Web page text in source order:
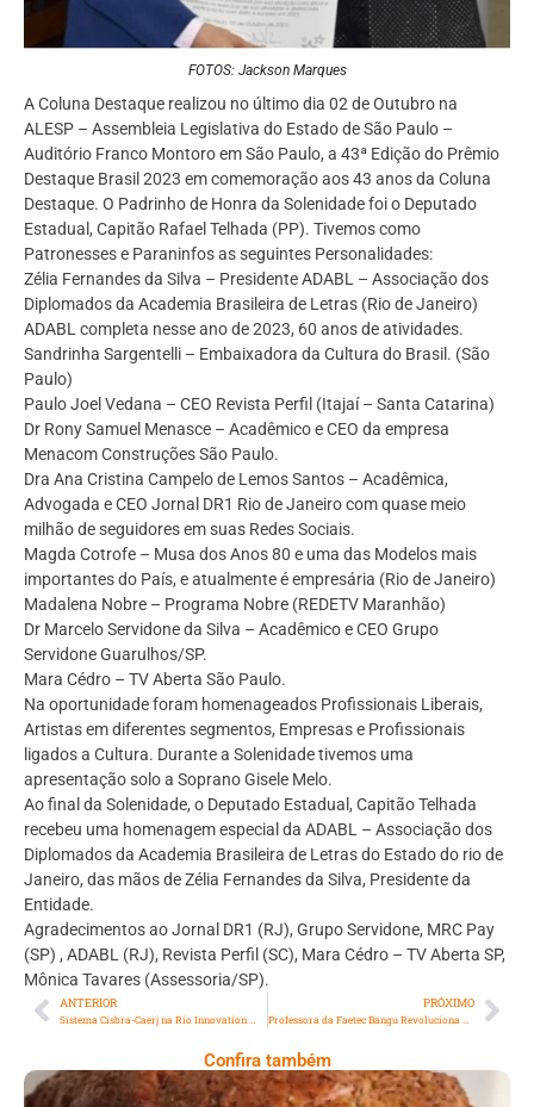
FOTOS: Jackson Marques
A Coluna Destaque realizou no último dia 02 de Outubro na
ALESP – Assembleia Legislativa do Estado de São Paulo –
Auditório Franco Montoro em São Paulo, a 43ª Edição do Prêmio
Destaque Brasil 2023 em comemoração aos 43 anos da Coluna
Destaque. O Padrinho de Honra da Solenidade foi o Deputado
Estadual, Capitão Rafael Telhada (PP). Tivemos como
Patronesses e Paraninfos as seguintes Personalidades:
Zélia Fernandes da Silva – Presidente ADABL – Associação dos
Diplomados da Academia Brasileira de Letras (Rio de Janeiro)
ADABL completa nesse ano de 2023, 60 anos de atividades.
Sandrinha Sargentelli – Embaixadora da Cultura do Brasil. (São
Paulo)
Paulo Joel Vedana – CEO Revista Perfil (Itajaí – Santa Catarina)
Dr Rony Samuel Menasce – Acadêmico e CEO da empresa
Menacom Construções São Paulo.
Dra Ana Cristina Campelo de Lemos Santos – Acadêmica,
Advogada e CEO Jornal DR1 Rio de Janeiro com quase meio
milhão de seguidores em suas Redes Sociais.
Magda Cotrofe – Musa dos Anos 80 e uma das Modelos mais
importantes do País, e atualmente é empresária (Rio de Janeiro)
Madalena Nobre – Programa Nobre (REDETV Maranhão)
Dr Marcelo Servidone da Silva – Acadêmico e CEO Grupo
Servidone Guarulhos/SP.
Mara Cédro – TV Aberta São Paulo.
Na oportunidade foram homenageados Profissionais Liberais,
Artistas em diferentes segmentos, Empresas e Profissionais
ligados a Cultura. Durante a Solenidade tivemos uma
apresentação solo a Soprano Gisele Melo.
Ao final da Solenidade, o Deputado Estadual, Capitão Telhada
recebeu uma homenagem especial da ADABL – Associação dos
Diplomados da Academia Brasileira de Letras do Estado do rio de
Janeiro, das mãos de Zélia Fernandes da Silva, Presidente da
Entidade.
Agradecimentos ao Jornal DR1 (RJ), Grupo Servidone, MRC Pay
(SP) , ADABL (RJ), Revista Perfil (SC), Mara Cédro – TV Aberta SP,
Mônica Tavares (Assessoria/SP).
ANTERIOR
Sistema Cisbra-Caerj na Rio Innovation Week
PRÓXIMO
Professora da Faetec Bangu Revoluciona a Educação Gastronômica com Plantas Alimentícias Não Convencionais
Confira também